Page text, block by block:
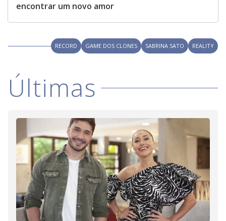
encontrar um novo amor
RECORD GAME DOS CLONES SABRINA SATO REALITY
Últimas